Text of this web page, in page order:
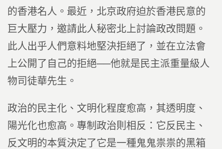
的香港名人。最近，北京政府迫於香港民意的
巨大壓力，邀請此人秘密北上討論政改問題。
此人出乎人們意料地堅決拒絕了，並在立法會
上公開了自己的拒絕──他就是民主派重量級人
物司徒華先生。
政治的民主化、文明化程度愈高，其透明度、
陽光化也愈高。專制政治則相反：它反民主、
反文明的本質決定了它是一種鬼鬼祟祟的黑箱